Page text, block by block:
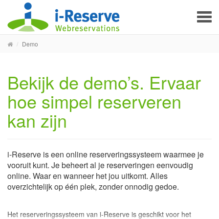
Demo
Bekijk de demo’s. Ervaar
hoe simpel reserveren
kan zijn
i-Reserve is een online reserveringssysteem waarmee je
vooruit kunt. Je beheert al je reserveringen eenvoudig
online. Waar en wanneer het jou uitkomt. Alles
overzichtelijk op één plek, zonder onnodig gedoe.
Het reserveringssysteem van i-Reserve is geschikt voor het